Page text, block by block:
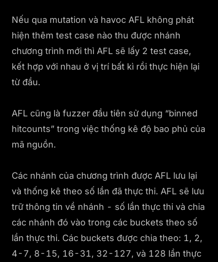
Nếu qua mutation và havoc AFL không phát
hiện thêm test case nào thu được nhánh
chương trình mới thì AFL sẽ lấy 2 test case,
kết hợp với nhau ở vị trí bất kì rồi thực hiện lại
từ đầu.
AFL cũng là fuzzer đầu tiên sử dụng “binned
hitcounts” trong việc thống kê độ bao phủ của
mã nguồn.
Các nhánh của chương trình được AFL lưu lại
và thống kê theo số lần đã thực thi. AFL sẽ lưu
trữ thông tin về nhánh - số lần thực thi và chia
các nhánh đó vào trong các buckets theo số
lần thực thi. Các buckets được chia theo: 1, 2,
4-7, 8-15, 16-31, 32-127, và 128 lần thực